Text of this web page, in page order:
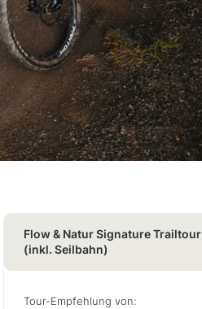
Flow & Natur Signature Trailtour
(inkl. Seilbahn)
Tour-Empfehlung von: